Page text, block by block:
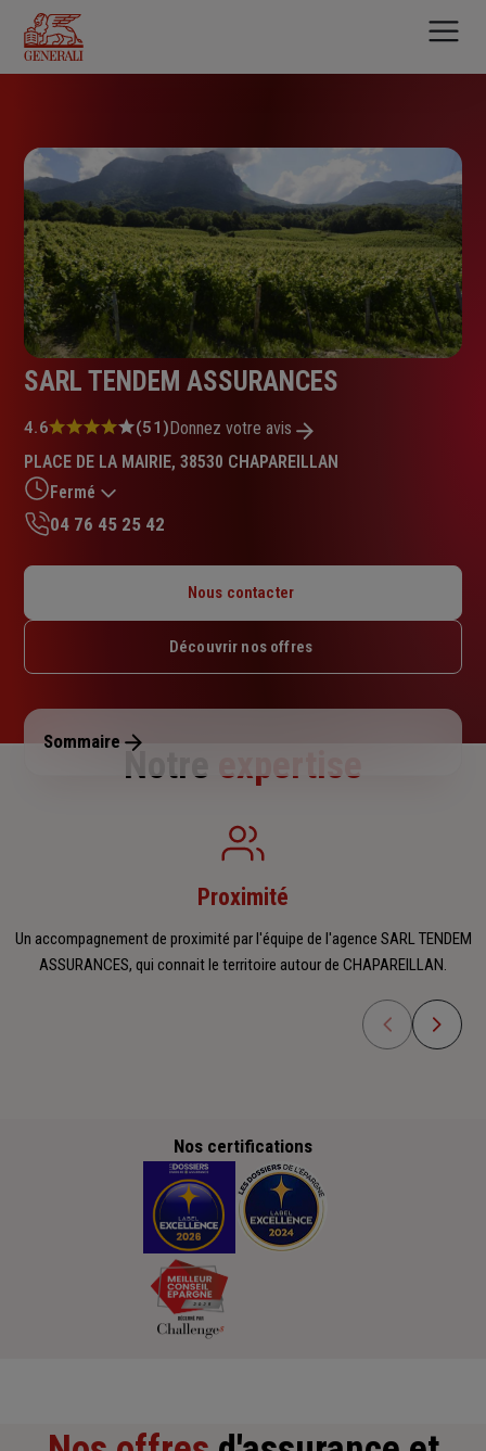
contenu
principal
SARL TENDEM ASSURANCES
Note
4.6
sur
5
étoiles
4.6 (51)Donnez votre avis
PLACE DE LA MAIRIE, 38530 CHAPAREILLAN
Fermé
Mardi : 09h – 12h / 15h – 18h
Jeudi : 09h – 12h / 15h – 18h
Dimanche : Fermé
04 76 45 25 42
Nous contacter
Découvrir nos offres
Sommaire
Notre expertise
Proximité
Un accompagnement de proximité par l'équipe de l'agence SARL TENDEM
ASSURANCES, qui connait le territoire autour de CHAPAREILLAN.
Nos certifications